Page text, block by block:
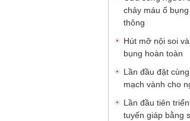
chảy máu ổ
thông
Hút mỡ nội soi
bụng hoàn toàn
Lần đầu đặt
mạch vành cho
Lần đầu tiên
tuyến giáp bằng